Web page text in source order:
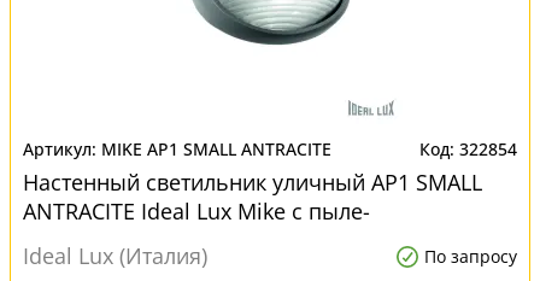
MIKE AP1 SMALL ANTRACITE 322854
Настенный светильник уличный AP1 SMALL
ANTRACITE Ideal Lux Mike с пыле-
влагозащитой ip54
Ideal Lux (Италия) По запросу